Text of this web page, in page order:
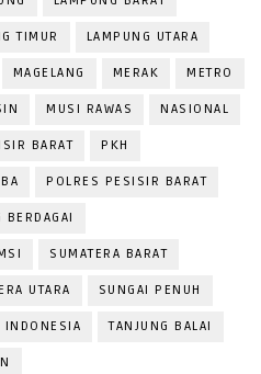
TIMUR LAMPUNG UTARA
MAGELANG MERAK METRO
MUSI RAWAS NASIONAL
BARAT PKH
POLRES PESISIR BARAT
BERDAGAI
SUMATERA BARAT
UTARA SUNGAI PENUH
INDONESIA TANJUNG BALAI